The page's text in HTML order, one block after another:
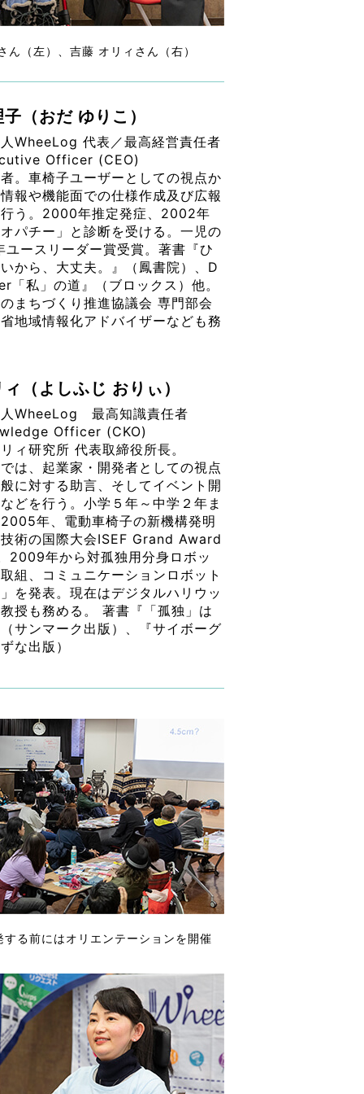
ん（左）、吉藤 オリィさん（右）
（おだ ゆりこ）
WheeLog 代表／最高経営責任者
Officer (CEO)
。車椅子ユーザーとしての視点か
報や機能面での仕様作成及び広報
う。2000年推定発症、2002年
パチー」と診断を受ける。一児の
ースリーダー賞受賞。著書『ひ
から、大丈夫。』（鳳書院）、D
「私」の道』（ブロックス）他。
まちづくり推進協議会 専門部会
地域情報化アドバイザーなども務
（よしふじ おりぃ）
人WheeLog 最高知識責任者
Officer (CKO)
ィ研究所 代表取締役所長。
は、起業家・開発者としての視点
に対する助言、そしてイベント開
どを行う。小学５年～中学２年ま
年、電動車椅子の新機構発明
術の国際大会ISEF Grand Award
2009年から対孤独用分身ロボッ
組、コミュニケーションロボット
を発表。現在はデジタルハリウッ
授も務める。 著書『「孤独」は
サンマーク出版）、『サイボーグ
な出版）
する前にはオリエンテーションを開催